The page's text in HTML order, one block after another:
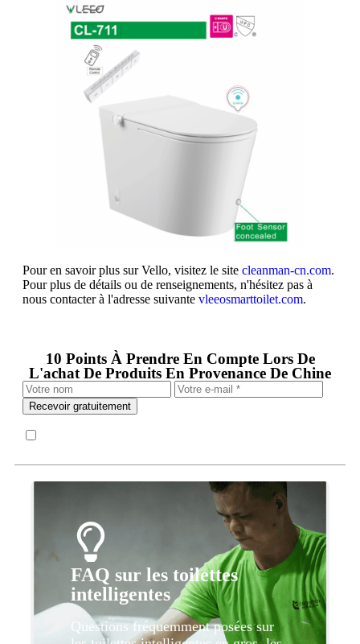
Pour en savoir plus sur Vello, visitez le site cleanman-cn.com.
Pour plus de détails ou de renseignements, n'hésitez pas à
nous contacter à l'adresse suivante vleeosmarttoilet.com.
10 Points À Prendre En Compte Lors De
L'achat De Produits En Provenance De Chine
Recevoir gratuitement
FAQ sur les toilettes
intelligentes
Questions fréquemment posées sur